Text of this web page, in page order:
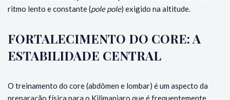
ritmo lento e constante (pole pole) exigido na altitude.
FORTALECIMENTO DO CORE: A
ESTABILIDADE CENTRAL
O treinamento do core (abdômen e lombar) é um aspecto da
preparação física para o Kilimanjaro que é frequentemente